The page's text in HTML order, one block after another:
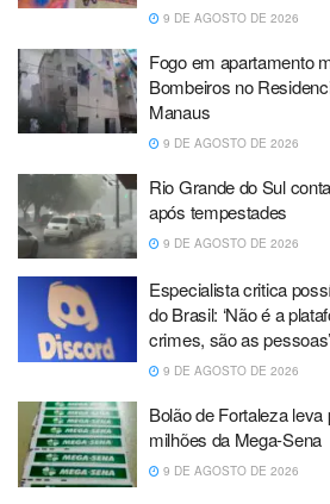
9 DE AGOSTO DE 2026
Fogo em apartamento
Bombeiros no
Manaus
9 DE AGOSTO DE 2026
Rio Grande do Sul
após tempestades
9 DE AGOSTO DE 2026
Especialista critica
do Brasil: ‘Não é a
crimes, são as pessoas’
9 DE AGOSTO DE 2026
Bolão de Fortaleza
milhões da Mega-Sena
9 DE AGOSTO DE 2026